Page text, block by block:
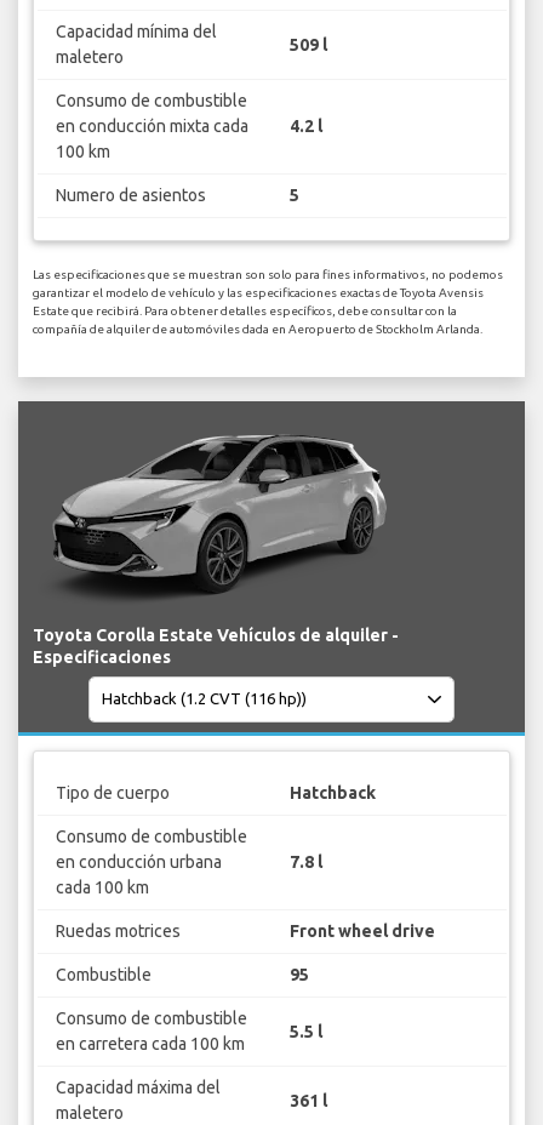
Capacidad mínima del
maletero
509 l
Consumo de combustible
en conducción mixta cada
100 km
4.2 l
Numero de asientos 5
Las especificaciones que se muestran son solo para fines informativos, no podemos
garantizar el modelo de vehículo y las especificaciones exactas de Toyota Avensis
Estate que recibirá. Para obtener detalles específicos, debe consultar con la
compañía de alquiler de automóviles dada en Aeropuerto de Stockholm Arlanda.
Toyota Corolla Estate Vehículos de alquiler -
Especificaciones
Tipo de cuerpo Hatchback
Consumo de combustible
en conducción urbana
cada 100 km
7.8 l
Ruedas motrices Front wheel drive
Combustible 95
Consumo de combustible
en carretera cada 100 km
5.5 l
Capacidad máxima del
maletero
361 l